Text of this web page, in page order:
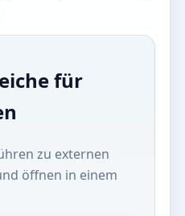
für
zu externen
öffnen in einem